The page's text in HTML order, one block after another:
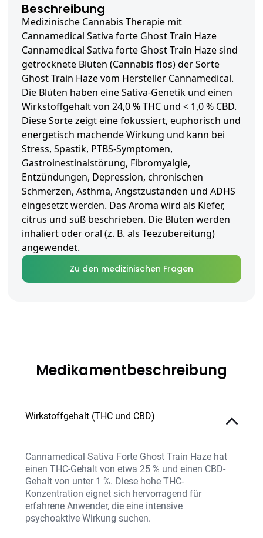
Beschreibung
Medizinische Cannabis Therapie mit
Cannamedical Sativa forte Ghost Train Haze
Cannamedical Sativa forte Ghost Train Haze sind
getrocknete Blüten (Cannabis flos) der Sorte
Ghost Train Haze vom Hersteller Cannamedical.
Die Blüten haben eine Sativa-Genetik und einen
Wirkstoffgehalt von 24,0 % THC und < 1,0 % CBD.
Diese Sorte zeigt eine fokussiert, euphorisch und
energetisch machende Wirkung und kann bei
Stress, Spastik, PTBS-Symptomen,
Gastroinestinalstörung, Fibromyalgie,
Entzündungen, Depression, chronischen
Schmerzen, Asthma, Angstzuständen und ADHS
eingesetzt werden. Das Aroma wird als Kiefer,
citrus und süß beschrieben. Die Blüten werden
inhaliert oder oral (z. B. als Teezubereitung)
angewendet.
Zu den medizinischen Fragen
Medikamentbeschreibung
Wirkstoffgehalt (THC und CBD)
Cannamedical Sativa Forte Ghost Train Haze hat
einen THC-Gehalt von etwa 25 % und einen CBD-
Gehalt von unter 1 %. Diese hohe THC-
Konzentration eignet sich hervorragend für
erfahrene Anwender, die eine intensive
psychoaktive Wirkung suchen.